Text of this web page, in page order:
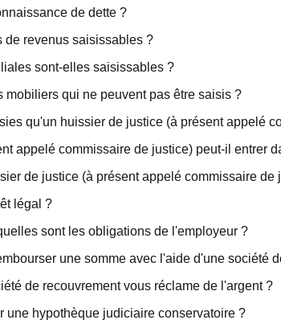
de dette ?
de revenus saisissables ?
sont-elles saisissables ?
mobiliers qui ne peuvent pas être saisis ?
qu'un huissier de justice (à présent appelé
appelé commissaire de justice) peut-il entrer
de justice (à présent appelé commissaire
légal ?
sont les obligations de l'employeur ?
une somme avec l'aide d'une société
de recouvrement vous réclame de l'argent ?
une hypothèque judiciaire conservatoire ?